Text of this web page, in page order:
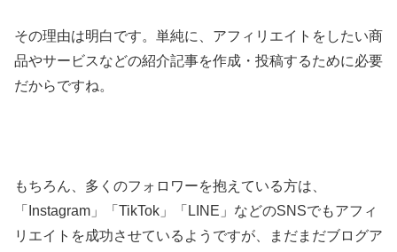
その理由は明白です。単純に、アフィリエイトをしたい商
品やサービスなどの紹介記事を作成・投稿するために必要
だからですね。
もちろん、多くのフォロワーを抱えている方は、
「Instagram」「TikTok」「LINE」などのSNSでもアフィ
リエイトを成功させているようですが、まだまだブログア